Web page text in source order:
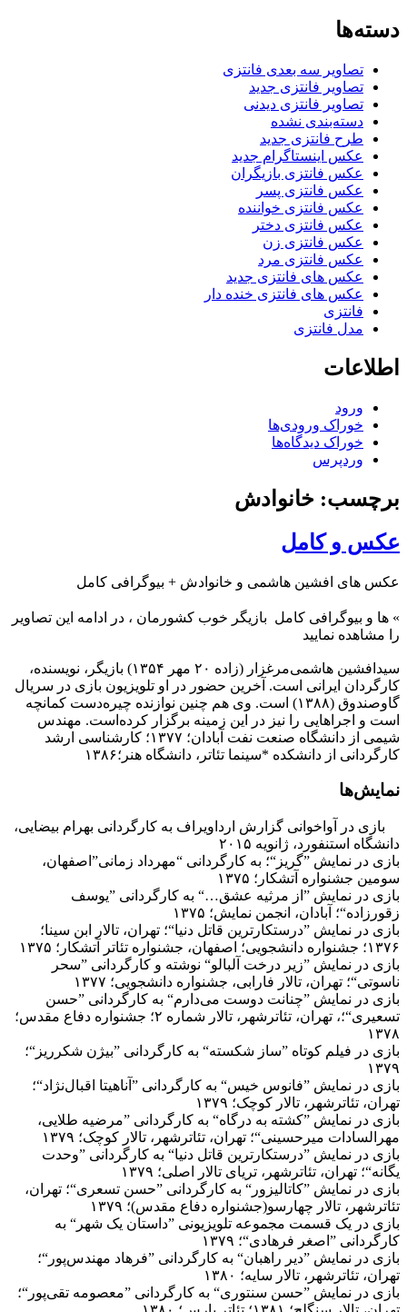
دسته‌ها
تصاویر سه بعدی فانتزی
تصاویر فانتزی جدید
تصاویر فانتزی دیدنی
دسته‌بندی نشده
طرح فانتزی جدید
عکس اینستاگرام جدید
عکس فانتزی بازیگران
عکس فانتزی پسر
عکس فانتزی خواننده
عکس فانتزی دختر
عکس فانتزی زن
عکس فانتزی مرد
عکس های فانتزی جدید
عکس های فانتزی خنده دار
فانتزی
مدل فانتزی
اطلاعات
ورود
خوراک ورودی‌ها
خوراک دیدگاه‌ها
وردپرس
برچسب: خانوادش
عکس و کامل
عکس های افشین هاشمی و خانوادش + بیوگرافی کامل
» ها و بیوگرافی کامل بازیگر خوب کشورمان ، در ادامه این تصاویر
را مشاهده نمایید
سیدافشین هاشمی‌مرغزار (زاده ۲۰ مهر ۱۳۵۴) بازیگر، نویسنده،
کارگردان ایرانی است. آخرین حضور در او تلویزیون بازی در سریال
گاوصندوق (۱۳۸۸) است. وی هم چنین نوازنده چیره‌دست کمانچه
است و اجراهایی را نیز در این زمینه برگزار کرده‌است. مهندس
شیمی از دانشگاه صنعت نفت آبادان؛ ۱۳۷۷؛ کارشناسی ارشد
کارگردانی از دانشکده *سینما تئاتر، دانشگاه هنر؛۱۳۸۶
نمایش‌ها
بازی در آواخوانی گزارش ارداویراف به کارگردانی بهرام بیضایی،
دانشگاه استنفورد، ژانویه ۲۰۱۵
بازی در نمایش ”گریز“؛ به کارگردانی “مهرداد زمانی”اصفهان،
سومین جشنواره آتشکار؛ ۱۳۷۵
بازی در نمایش ”از مرثیه عشق…“ به کارگردانی ”یوسف
زقورزاده“؛ آبادان، انجمن نمایش؛ ۱۳۷۵
بازی در نمایش ”درستکارترین قاتل دنیا“؛ تهران، تالار ابن سینا؛
۱۳۷۶؛ جشنواره دانشجویی؛ اصفهان، جشنواره تئاتر آتشکار؛ ۱۳۷۵
بازی در نمایش ”زیر درخت آلبالو“ نوشته و کارگردانی ”سحر
ناسوتی“؛ تهران، تالار فارابی، جشنواره دانشجویی؛ ۱۳۷۷
بازی در نمایش ”چنانت دوست می‌دارم“ به کارگردانی ”حسن
تسعیری“؛، تهران، تئاترشهر، تالار شماره ۲؛ جشنواره دفاع مقدس؛
۱۳۷۸
بازی در فیلم کوتاه ”ساز شکسته“ به کارگردانی ”بیژن شکرریز“؛
۱۳۷۹
بازی در نمایش ”فانوس خیس“ به کارگردانی ”آناهیتا اقبال‌نژاد“؛
تهران، تئاترشهر، تالار کوچک؛ ۱۳۷۹
بازی در نمایش ”کشته به درگاه“ به کارگردانی ”مرضیه طلایی،
مهرالسادات میرحسینی“؛ تهران، تئاترشهر، تالار کوچک؛ ۱۳۷۹
بازی در نمایش ”درستکارترین قاتل دنیا“ به کارگردانی ”وحدت
یگانه“؛ تهران، تئاترشهر، تریای تالار اصلی؛ ۱۳۷۹
بازی در نمایش ”کاتالیزور“ به کارگردانی ”حسن تسعری“؛ تهران،
تئاترشهر، تالار چهارسو(جشنواره دفاع مقدس)؛ ۱۳۷۹
بازی در یک قسمت مجموعه تلویزیونی ”داستان یک شهر“ به
کارگردانی ”اصغر فرهادی“؛ ۱۳۷۹
بازی در نمایش ”دیر راهبان“ به کارگردانی ”فرهاد مهندس‌پور“؛
تهران، تئاترشهر، تالار سایه؛ ۱۳۸۰
بازی در نمایش ”حسن سنتوری“ به کارگردانی ”معصومه تقی‌پور“؛